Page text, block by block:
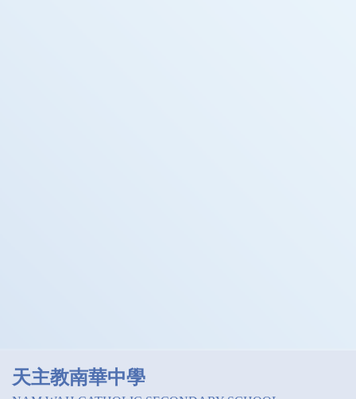
天主教南華中學